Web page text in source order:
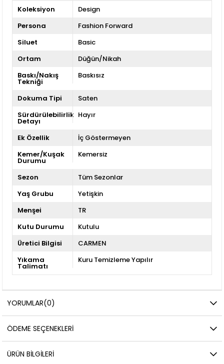
Koleksiyon
Design
Persona
Fashion Forward
Siluet
Basic
Ortam
Düğün/Nikah
Baskı/Nakış
Tekniği
Baskısız
Dokuma Tipi
Saten
Sürdürülebilirlik
Detayı
Hayır
Ek Özellik
İç Göstermeyen
Kemer/Kuşak
Durumu
Kemersiz
Sezon
Tüm Sezonlar
Yaş Grubu
Yetişkin
Menşei
TR
Kutu Durumu
Kutulu
Üretici Bilgisi
CARMEN
Yıkama
Talimatı
Kuru Temizleme Yapılır
YORUMLAR(0)
ÖDEME SEÇENEKLERI
ÜRÜN BILGILERI